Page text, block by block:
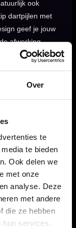
Over
te
te bieden
Ook delen we
met onze
analyse. Deze
met andere
die ze hebben
hun services.
ook
dartpijlen met
geef je jouw
afwerking.
set van 3
flights voor één
je je
setup
Flights